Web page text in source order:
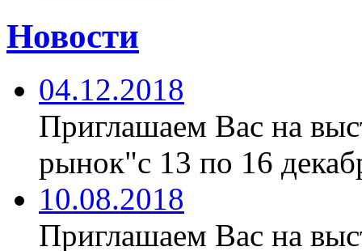
Новости
04.12.2018
Приглашаем Вас на
рынок"с 13 по 16
10.08.2018
Приглашаем Вас на